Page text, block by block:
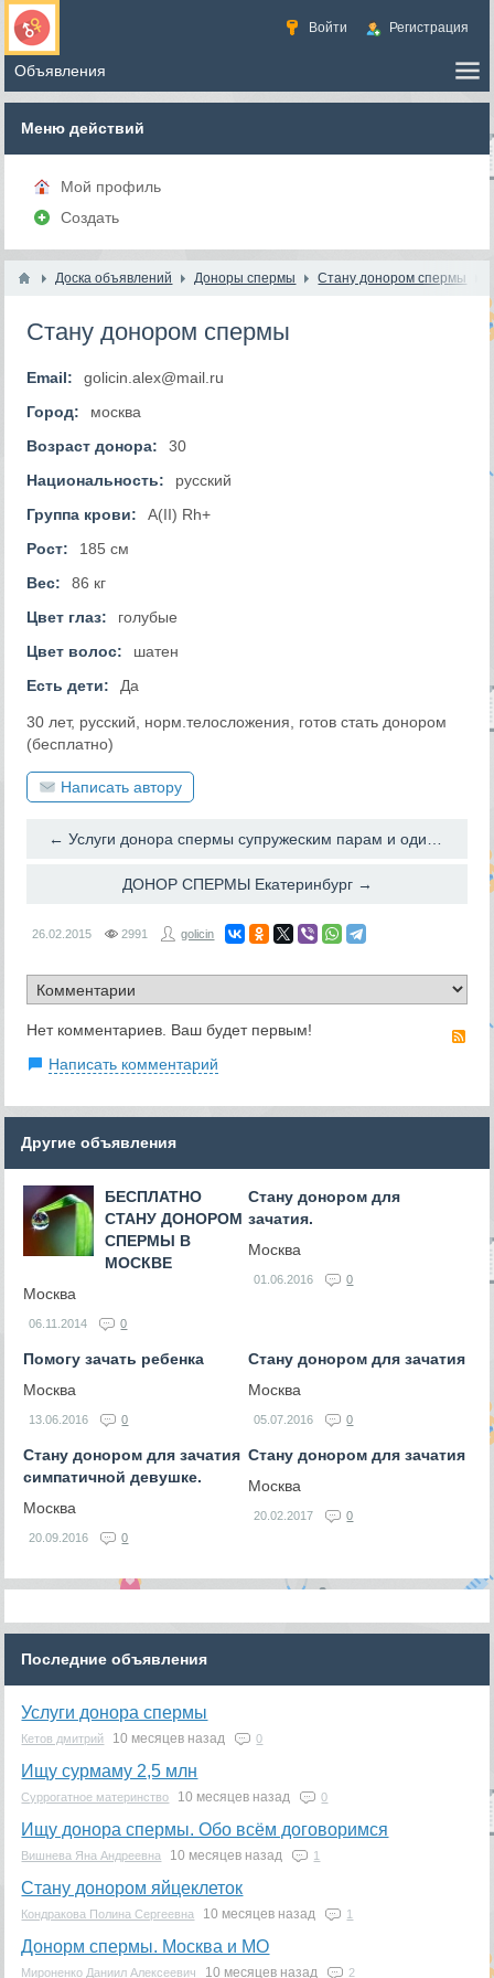
Войти Регистрация
Меню действий
Мой профиль
Создать
Доска объявлений Доноры спермы Стану донором спермы
Стану донором спермы
Email:
golicin.alex@mail.ru
Город:
москва
Возраст донора:
30
Национальность:
русский
Группа крови:
A(II) Rh+
Рост:
185 см
Вес:
86 кг
Цвет глаз:
голубые
Цвет волос:
шатен
Есть дети:
Да
30 лет, русский, норм.телосложения, готов стать донором
(бесплатно)
Написать автору
ДОНОР СПЕРМЫ Екатеринбург →
26.02.2015 2991 golicin
Нет комментариев. Ваш будет первым!
Написать комментарий
Другие объявления
БЕСПЛАТНО
СТАНУ ДОНОРОМ
СПЕРМЫ В
МОСКВЕ
Москва
06.11.2014 0
Стану донором для
зачатия.
Москва
01.06.2016 0
Помогу зачать ребенка
Москва
13.06.2016 0
Стану донором для зачатия
Москва
05.07.2016 0
Стану донором для зачатия
симпатичной девушке.
Москва
20.09.2016 0
Стану донором для зачатия
Москва
20.02.2017 0
Последние объявления
Услуги донора спермы
Кетов дмитрий 10 месяцев назад 0
Ищу сурмаму 2,5 млн
Суррогатное материнство 10 месяцев назад 0
Ищу донора спермы. Обо всём договоримся
Вишнева Яна Андреевна 10 месяцев назад 1
Стану донором яйцеклеток
Кондракова Полина Сергеевна 10 месяцев назад 1
Донорм спермы. Москва и МО
Мироненко Даниил Алексеевич 10 месяцев назад 2